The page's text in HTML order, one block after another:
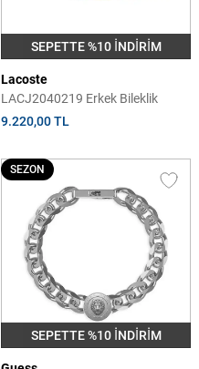
SEPETTE %10 İNDİRİM
Lacoste
LACJ2040219 Erkek Bileklik
9.220,00 TL
SEPETTE %10 İNDİRİM
SEZON